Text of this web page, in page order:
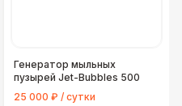
Генератор мыльных
пузырей Jet-Bubbles 500
25 000 ₽ / сутки